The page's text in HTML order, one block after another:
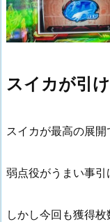
スイカが引け
スイカが最高の展開
弱点役がうまい事引
しかし今回も獲得枚